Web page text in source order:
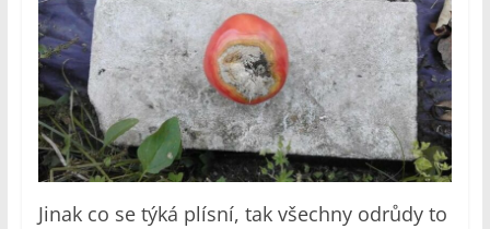
Jinak co se týká plísní, tak všechny odrůdy to